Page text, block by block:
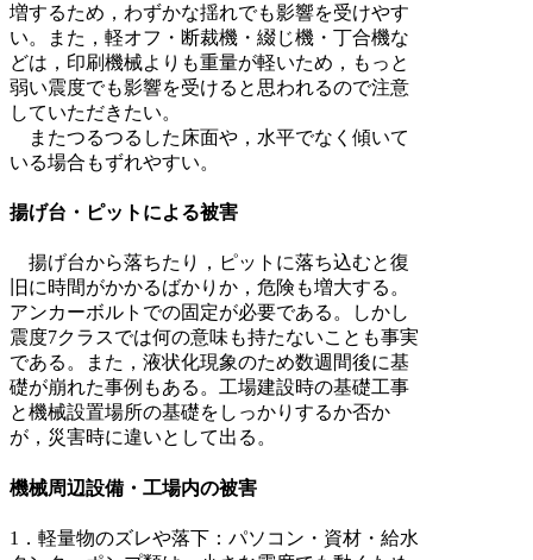
増するため，わずかな揺れでも影響を受けやす
い。また，軽オフ・断裁機・綴じ機・丁合機な
どは，印刷機械よりも重量が軽いため，もっと
弱い震度でも影響を受けると思われるので注意
していただきたい。
またつるつるした床面や，水平でなく傾いて
いる場合もずれやすい。
揚げ台・ピットによる被害
揚げ台から落ちたり，ピットに落ち込むと復
旧に時間がかかるばかりか，危険も増大する。
アンカーボルトでの固定が必要である。しかし
震度7クラスでは何の意味も持たないことも事実
である。また，液状化現象のため数週間後に基
礎が崩れた事例もある。工場建設時の基礎工事
と機械設置場所の基礎をしっかりするか否か
が，災害時に違いとして出る。
機械周辺設備・工場内の被害
1．軽量物のズレや落下：パソコン・資材・給水